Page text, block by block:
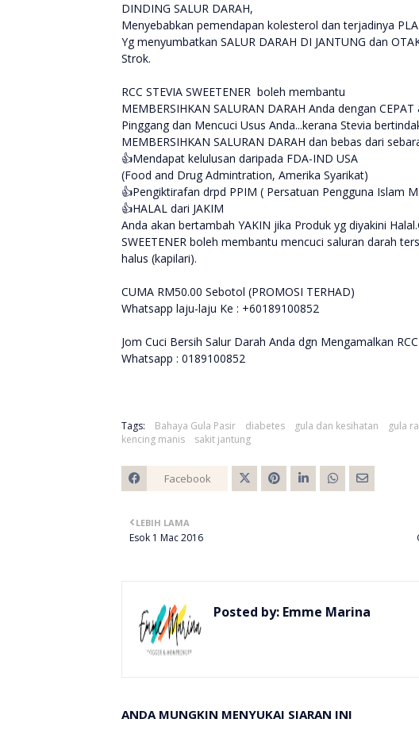
DINDING SALUR DARAH,
Menyebabkan pemendapan kolesterol dan terjadinya
Yg menyumbatkan SALUR DARAH DI JANTUNG dan
Strok.
RCC STEVIA SWEETENER boleh membantu
MEMBERSIHKAN SALURAN DARAH Anda dengan
Pinggang dan Mencuci Usus Anda...kerana Stevia
MEMBERSIHKAN SALURAN DARAH dan bebas dari
👍Mendapat kelulusan daripada FDA-IND USA
(Food and Drug Admintration, Amerika Syarikat)
👍Pengiktirafan drpd PPIM ( Persatuan Pengguna Islam
👍HALAL dari JAKIM
Anda akan bertambah YAKIN jika Produk yg diyakini
SWEETENER boleh membantu mencuci saluran darah
halus (kapilari).
CUMA RM50.00 Sebotol (PROMOSI TERHAD)
Whatsapp laju-laju Ke : +60189100852
Jom Cuci Bersih Salur Darah Anda dgn Mengamalkan RCC
Whatsapp : 0189100852
Tags: Bahaya Gula Pasir diabetes gula dan kesihatan gula
kencing manis
sakit jantung
Facebook
LEBIH LAMA
Esok 1 Mac 2016
Posted by: Emme Marina
ANDA MUNGKIN MENYUKAI SIARAN INI